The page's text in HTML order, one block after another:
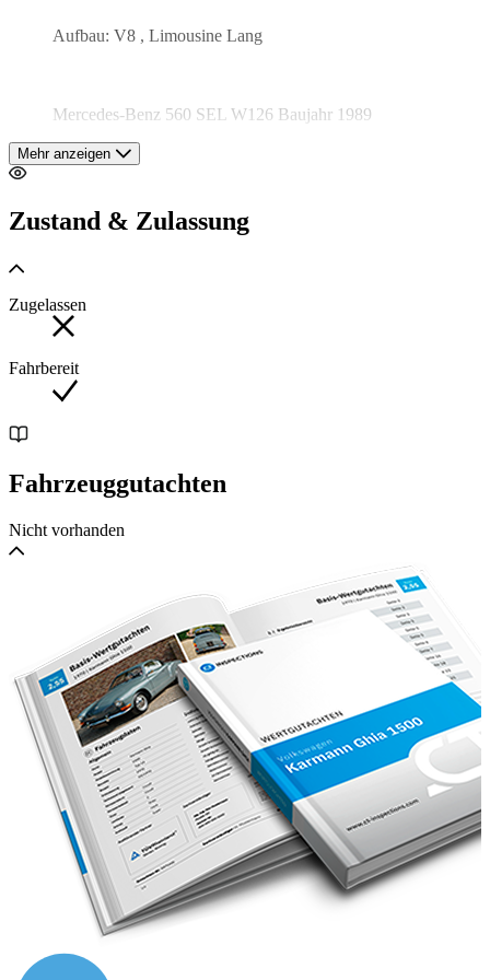
Aufbau: V8 , Limousine Lang
Mercedes-Benz 560 SEL W126 Baujahr 1989
SEL Limousine der legendären W126-Baureihe,
Erstzulassung Dezember 1989. Außen präsentiert sich das
Es handelt sich um einen Japan-Import, vollständig EU-
verzollt, mit einer außergewöhnlich lückenlosen
Bedienungsanleitung und Serviceheft sind vorhanden.
Kilometerständen von 1.038 km, 7.726 km, 9.791 km, 15.731
km, 17.921 km, 63.214 km, 63.580 km, 64.272 km, 65.014
km, 65.926 km, 66.300 km, 66.379 km, 66.800 km, 66.817
km, 67.110 km.
Ausstattung & Highlights:
Klimatisierungsautomatik
ASR (Automatisches Sperrdifferenzial)
Wurzelholz-Applikationen
Sitzheizung Fahrer & Beifahrer sowie im Fond
Elektrisch verstellbare Vordersitze
Elektrisch verstellbare Fondsitze
Mehr anzeigen
Zustand & Zulassung
Zugelassen
Fahrbereit
Fahrzeuggutachten
Nicht vorhanden